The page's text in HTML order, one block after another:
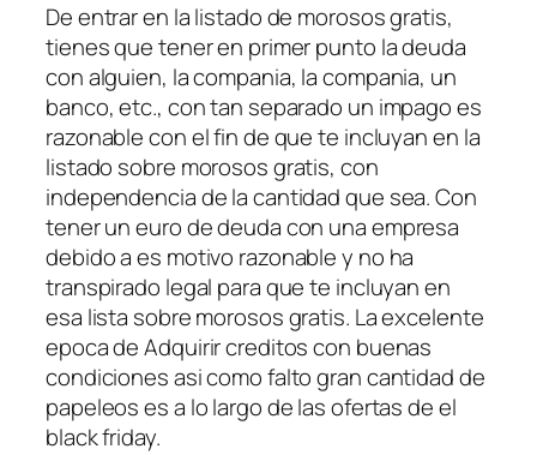
De entrar en la listado de morosos gratis,
tienes que tener en primer punto la deuda
con alguien, la compania, la compania, un
banco, etc., con tan separado un impago es
razonable con el fin de que te incluyan en la
listado sobre morosos gratis, con
independencia de la cantidad que sea.Con
tener un euro de deuda con una empresa
debido a es motivo razonable y no ha
transpirado legal para que te incluyan en
esa lista sobre morosos gratis. La excelente
epoca de Adquirir creditos con buenas
condiciones asi­ como falto gran cantidad de
papeleos es a lo largo de las ofertas de el
black friday.